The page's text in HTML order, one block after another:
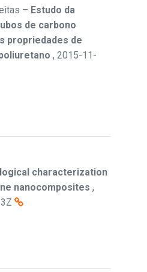
– Estudo da
de carbono
propriedades de
, 2015-11-
characterization
nanocomposites ,